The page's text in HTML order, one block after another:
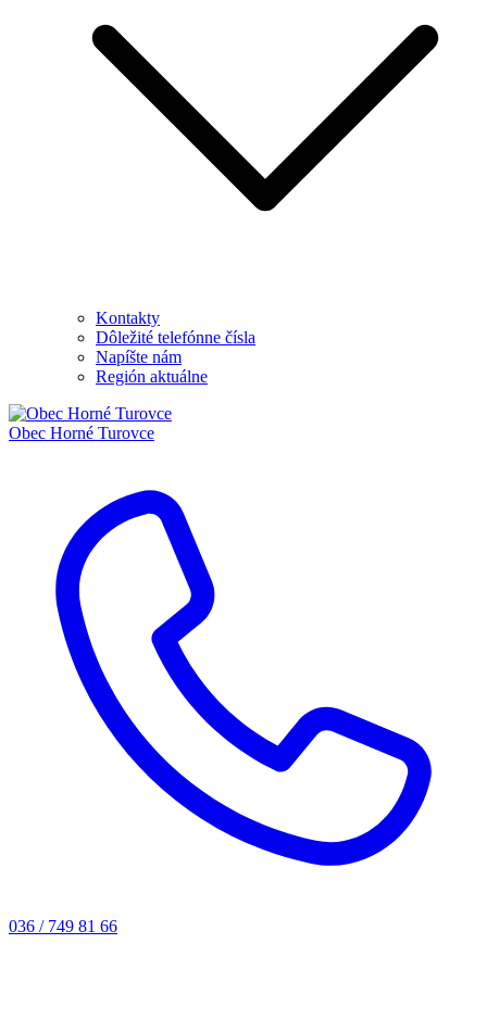
Kontakty
Dôležité telefónne čísla
Napíšte nám
Región aktuálne
Obec Horné Turovce
036 / 749 81 66